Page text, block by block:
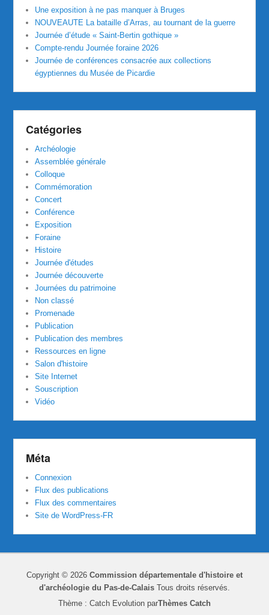
Une exposition à ne pas manquer à Bruges
NOUVEAUTE La bataille d’Arras, au tournant de la guerre
Journée d’étude « Saint-Bertin gothique »
Compte-rendu Journée foraine 2026
Journée de conférences consacrée aux collections
égyptiennes du Musée de Picardie
Catégories
Archéologie
Assemblée générale
Colloque
Commémoration
Concert
Conférence
Exposition
Foraine
Histoire
Journée d'études
Journée découverte
Journées du patrimoine
Non classé
Promenade
Publication
Publication des membres
Ressources en ligne
Salon d'histoire
Site Internet
Souscription
Vidéo
Méta
Connexion
Flux des publications
Flux des commentaires
Site de WordPress-FR
Copyright © 2026 Commission départementale d'histoire et
d'archéologie du Pas-de-Calais Tous droits réservés.
Thème : Catch Evolution parThèmes Catch